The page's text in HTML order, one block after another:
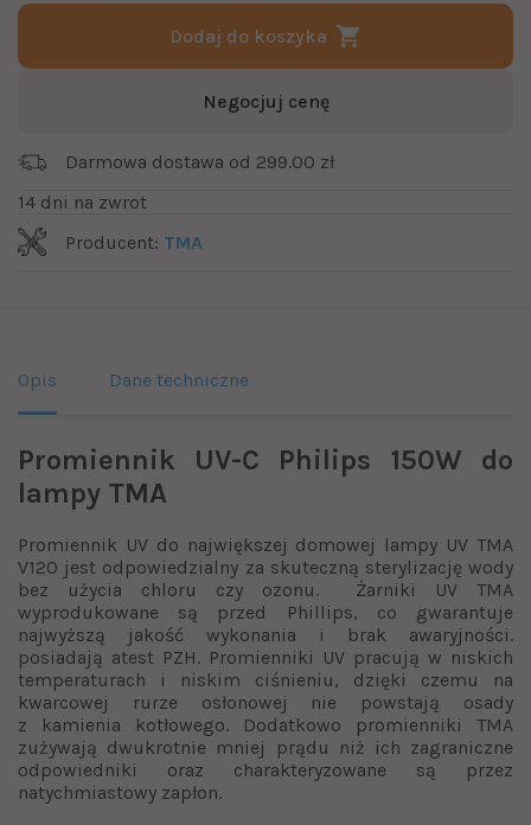
Dodaj do koszyka
Negocjuj cenę
Darmowa dostawa od 299.00 zł
14 dni na zwrot
Producent: TMA
Opis Dane techniczne
Promiennik UV-C Philips 150W do
lampy TMA
Promiennik UV do największej domowej lampy UV TMA
V120 jest odpowiedzialny za skuteczną sterylizację wody
bez użycia chloru czy ozonu. Żarniki UV TMA
wyprodukowane są przed Phillips, co gwarantuje
najwyższą jakość wykonania i brak awaryjności.
posiadają atest PZH. Promienniki UV pracują w niskich
temperaturach i niskim ciśnieniu, dzięki czemu na
kwarcowej rurze osłonowej nie powstają osady
z kamienia kotłowego. Dodatkowo promienniki TMA
zużywają dwukrotnie mniej prądu niż ich zagraniczne
odpowiedniki oraz charakteryzowane są przez
natychmiastowy zapłon.